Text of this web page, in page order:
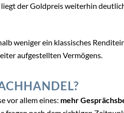
liegt der Goldpreis weiterhin
weniger ein klassisches
aufgestellten Vermögens.
vor allem eines: mehr